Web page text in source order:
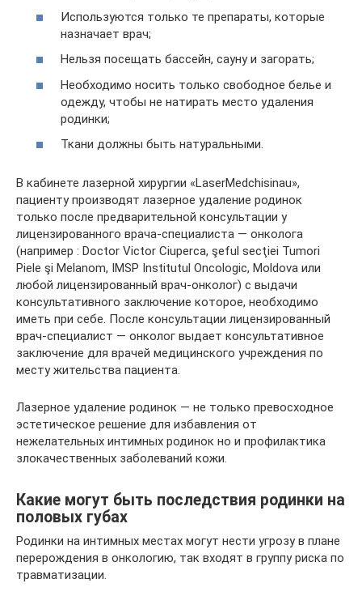
Используются только те препараты, которые
назначает врач;
Нельзя посещать бассейн, сауну и загорать;
Необходимо носить только свободное белье и
одежду, чтобы не натирать место удаления
родинки;
Ткани должны быть натуральными.
В кабинете лазерной хирургии «LaserMedchisinau»,
пациенту производят лазерное удаление родинок
только после предварительной консультации у
лицензированного врача-специалиста — онколога
(например : Doctor Victor Ciuperca, şeful secţiei Tumori
Piele şi Melanom, IMSP Institutul Oncologic, Moldova или
любой лицензированный врач-онколог) с выдачи
консультативного заключение котороe, необходимо
иметь при себе. После консультации лицензированный
врач-специалист — онколог выдает консультативное
заключение для врачей медицинского учреждения по
месту жительства пациента.
Лазерное удаление родинок — не только превосходное
эстетическое решение для избавления от
нежелательных интимных родинок но и профилактика
злокачественных заболеваний кожи.
Какие могут быть последствия родинки на
половых губах
Родинки на интимных местах могут нести угрозу в плане
перерождения в онкологию, так входят в группу риска по
травматизации.